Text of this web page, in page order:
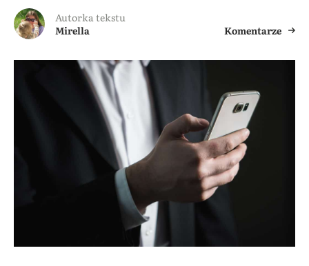
Autorka tekstu
Mirella
Komentarze